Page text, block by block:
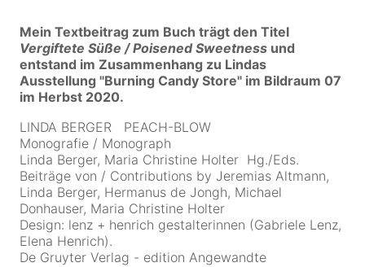
Mein Textbeitrag zum Buch trägt den Titel
Vergiftete Süße / Poisened Sweetness und
entstand im Zusammenhang zu Lindas
Ausstellung "Burning Candy Store" im Bildraum 07
im Herbst 2020.
LINDA BERGER PEACH-BLOW
Monografie / Monograph
Linda Berger, Maria Christine Holter Hg./Eds.
Beiträge von / Contributions by Jeremias Altmann,
Linda Berger, Hermanus de Jongh, Michael
Donhauser, Maria Christine Holter
Design: lenz + henrich gestalterinnen (Gabriele Lenz,
Elena Henrich).
De Gruyter Verlag - edition Angewandte